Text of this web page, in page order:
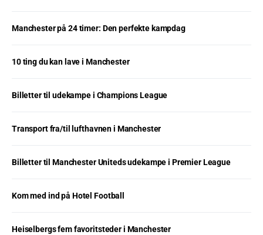
Manchester på 24 timer: Den perfekte kampdag
10 ting du kan lave i Manchester
Billetter til udekampe i Champions League
Transport fra/til lufthavnen i Manchester
Billetter til Manchester Uniteds udekampe i Premier League
Kom med ind på Hotel Football
Heiselbergs fem favoritsteder i Manchester